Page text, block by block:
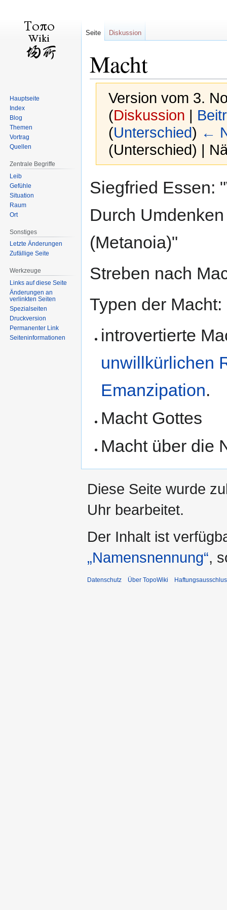
Macht
Version vom 3.
(Diskussion |
(Unterschied) ←
(Unterschied) |
Navigation
Suche
Siegfried Essen:
Durch
(Metanoia)"
Streben nach
Typen der Macht:
introvertierte
unwillkürlichen
Emanzipation.
Macht Gottes
Macht über die
Seite Diskussion
Hauptseite
Index
Blog
Themen
Vortrag
Quellen
Zentrale Begriffe
Leib
Gefühle
Situation
Raum
Ort
Sonstiges
Letzte Änderungen
Zufällige Seite
Werkzeuge
Links auf diese Seite
Änderungen an
verlinkten Seiten
Spezialseiten
Druckversion
Permanenter Link
Seiten­informationen
Diese Seite wurde
Uhr bearbeitet.
Der Inhalt ist
„Namensnennung“,
Datenschutz Über TopoWiki